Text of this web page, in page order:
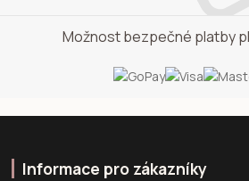
Možnost bezpečné platby
Informace pro zákazníky